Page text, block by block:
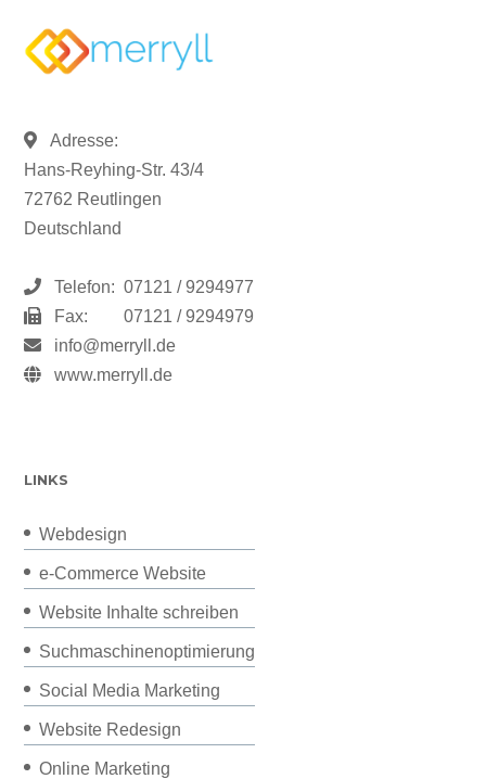
Adresse:
Hans-Reyhing-Str. 43/4
72762 Reutlingen
Deutschland
Telefon: 07121 / 9294977
Fax:
07121 / 9294979
info@merryll.de
www.merryll.de
LINKS
Webdesign
e-Commerce Website
Website Inhalte schreiben
Suchmaschinenoptimierung
Social Media Marketing
Website Redesign
Online Marketing